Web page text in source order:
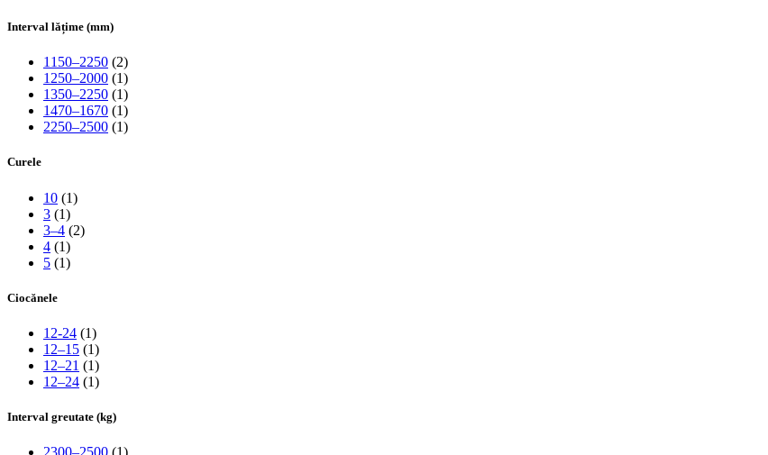
Interval lățime (mm)
1150–2250 (2)
1250–2000 (1)
1350–2250 (1)
1470–1670 (1)
2250–2500 (1)
Curele
10 (1)
3 (1)
3–4 (2)
4 (1)
5 (1)
Ciocănele
12-24 (1)
12–15 (1)
12–21 (1)
12–24 (1)
Interval greutate (kg)